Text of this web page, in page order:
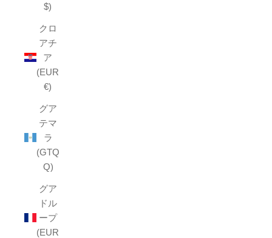
$)
クロ
アチ
ア
(EUR
€)
グア
テマ
ラ
(GTQ
Q)
グア
ドル
ープ
(EUR